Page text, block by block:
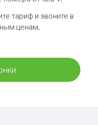
тариф и звоните в
ценам.